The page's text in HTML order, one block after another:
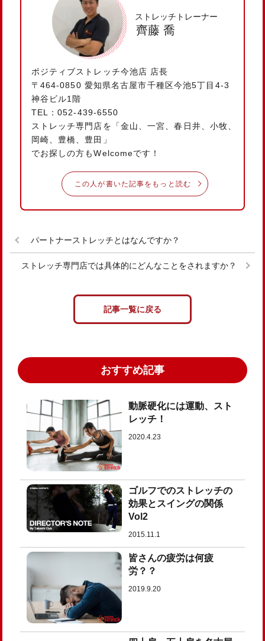
ストレッチトレーナー
齊藤 喬
ポジティブストレッチ今池店 店長
〒464-0850 愛知県名古屋市千種区今池5丁目4-3
神谷ビル1階
TEL：052-439-6550
ストレッチ専門店を「金山、一宮、春日井、小牧、
岡崎、豊橋、豊田」
でお探しの方もWelcomeです！
この人が書いた記事をもっと読む
パートナーストレッチとはなんですか？
ストレッチ専門店では具体的にどんなことをされますか？
記事一覧に戻る
おすすめ記事
動脈硬化には運動、スト
レッチ！
2020.4.23
ゴルフでのストレッチの
効果とスイングの関係
Vol2
2015.11.1
皆さんの疲労は何疲
労？？
2019.9.20